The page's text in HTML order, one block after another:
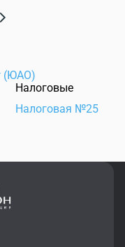
(ЮАО)
Налоговые
Налоговая №25